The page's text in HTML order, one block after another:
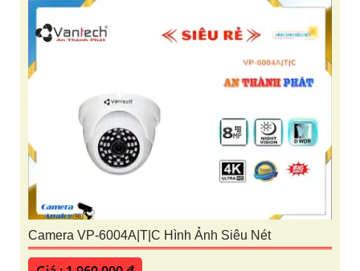
Camera VP-6004A|T|C Hình Ảnh Siêu Nét